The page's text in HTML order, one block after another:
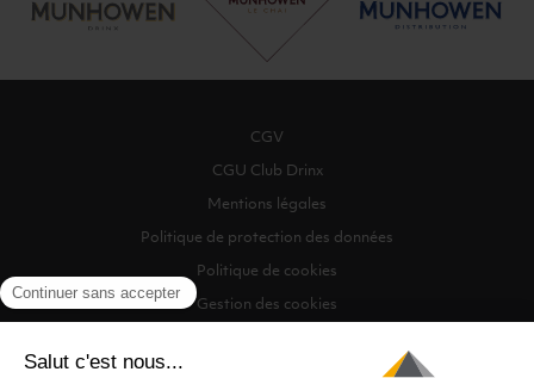
CGV
CGU Club Drinx
Mentions légales
Politique de protection des données
Politique de cookies
Gestion des cookies